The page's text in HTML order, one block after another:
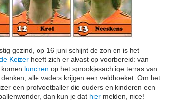
gezind, op 16 juni schijnt de zon en is het
Keizer heeft zich er alvast op voorbereid: van
lunchen op het sprookjesachtige terras van
alle vaders krijgen een veldboeket. Om het
een profvoetballer die ouders en kinderen een
dan kun je dat hier melden, nice!